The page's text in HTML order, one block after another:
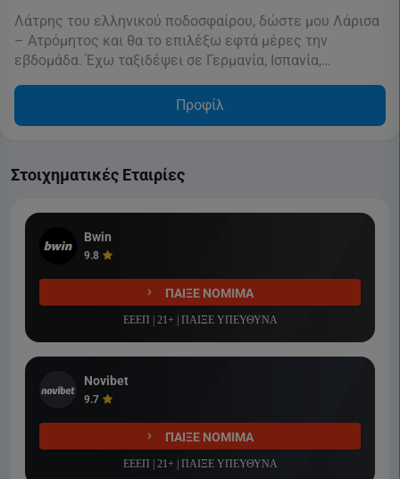
Λάτρης του ελληνικού ποδοσφαίρου, δώστε μου Λάρισα
– Ατρόμητος και θα το επιλέξω εφτά μέρες την
εβδομάδα. Έχω ταξιδέψει σε Γερμανία, Ισπανία,…
Προφίλ
Στοιχηματικές Εταιρίες
Bwin
9.8
ΠΑΙΞΕ ΝΟΜΙΜΑ
ΕΕΕΠ | 21+ | ΠΑΙΞΕ ΥΠΕΥΘΥΝΑ
Novibet
9.7
ΠΑΙΞΕ ΝΟΜΙΜΑ
ΕΕΕΠ | 21+ | ΠΑΙΞΕ ΥΠΕΥΘΥΝΑ